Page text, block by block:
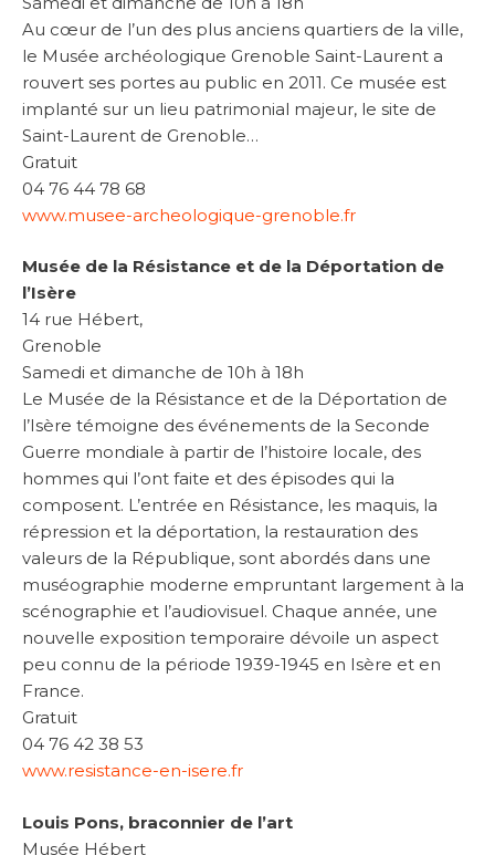
Au cœur de l’un des plus anciens quartiers de la ville,
le Musée archéologique Grenoble Saint-Laurent a
rouvert ses portes au public en 2011. Ce musée est
implanté sur un lieu patrimonial majeur, le site de
Saint-Laurent de Grenoble…
Gratuit
04 76 44 78 68
www.musee-archeologique-grenoble.fr
Musée de la Résistance et de la Déportation de
l’Isère
14 rue Hébert,
Grenoble
Samedi et dimanche de 10h à 18h
Le Musée de la Résistance et de la Déportation de
l’Isère témoigne des événements de la Seconde
Guerre mondiale à partir de l’histoire locale, des
hommes qui l’ont faite et des épisodes qui la
composent. L’entrée en Résistance, les maquis, la
répression et la déportation, la restauration des
valeurs de la République, sont abordés dans une
muséographie moderne empruntant largement à la
scénographie et l’audiovisuel. Chaque année, une
nouvelle exposition temporaire dévoile un aspect
peu connu de la période 1939-1945 en Isère et en
France.
Gratuit
04 76 42 38 53
www.resistance-en-isere.fr
Louis Pons, braconnier de l’art
Musée Hébert